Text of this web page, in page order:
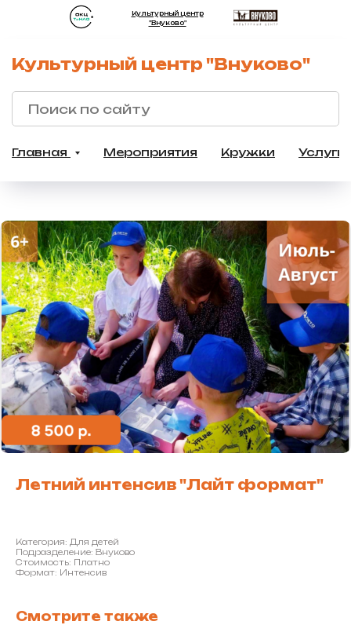
Культурный центр
"Внуково"
Культурный центр "Внуково"
Главная Мероприятия Кружки Услуги
Летний интенсив "Лайт формат"
Категория: Для детей
Подразделение: Внуково
Стоимость: Платно
Формат: Интенсив
Смотрите также